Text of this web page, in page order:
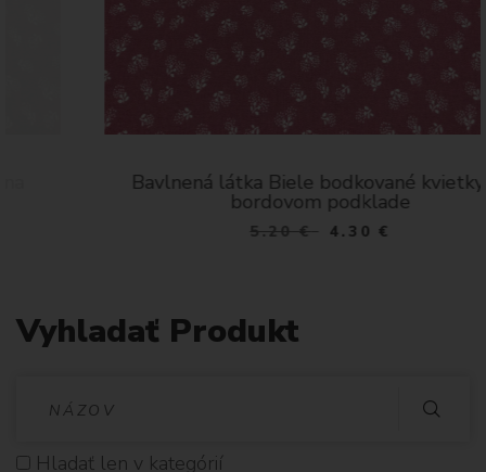
Bavlnená látka Biele bodkované kvietky na
bordovom podklade
4.30 €
Vyhladať Produkt
Hladať len v kategórií